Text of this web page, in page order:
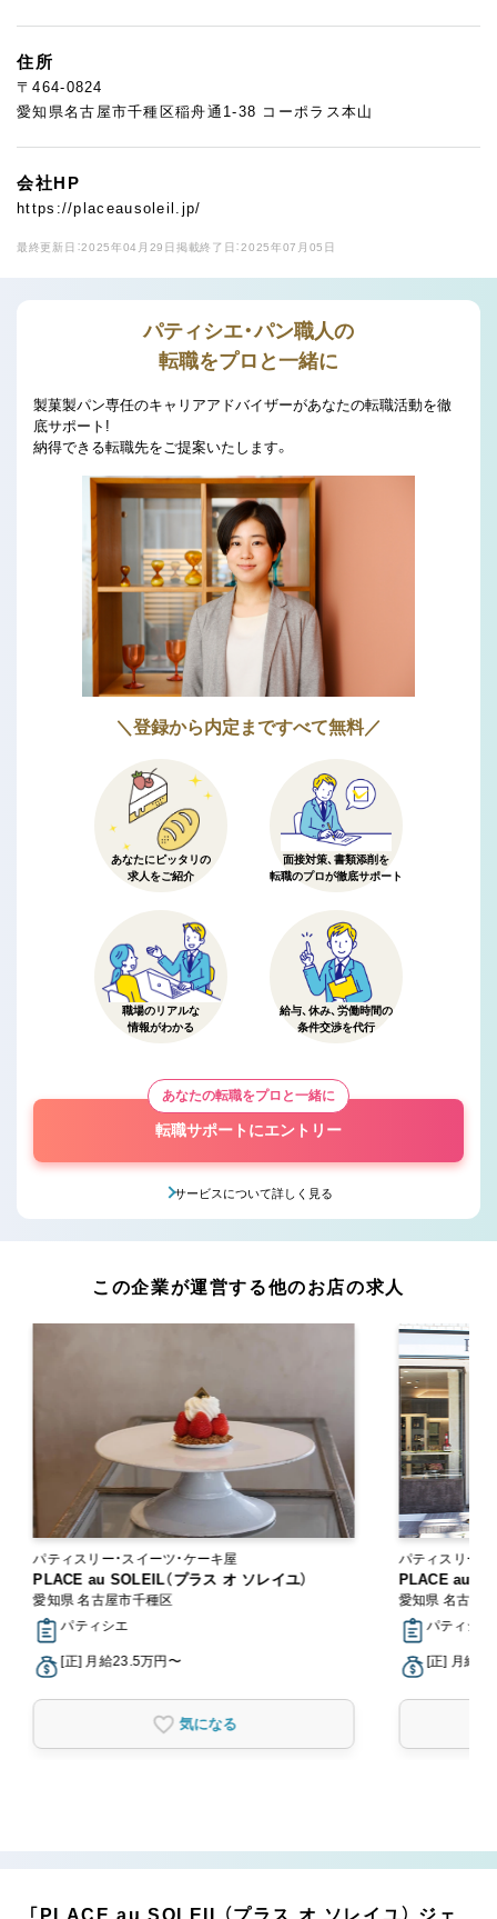
住所
〒464-0824
愛知県名古屋市千種区稲舟通1-38 コーポラス本山
会社HP
https://placeausoleil.jp/
最終更新日：2025年04月29日 掲載終了日：2025年07月05日
パティシエ・パン職人の
転職をプロと一緒に
製菓製パン専任のキャリアアドバイザーがあなたの転職活動を徹
底サポート!
納得できる転職先をご提案いたします。
＼登録から内定まですべて無料／
あなたにピッタリの
求人をご紹介
面接対策、書類添削を
転職のプロが徹底サポート
職場のリアルな
情報がわかる
給与、休み、労働時間の
条件交渉を代行
あなたの転職をプロと一緒に
転職サポートにエントリー
サービスについて詳しく見る
この企業が運営する他のお店の求人
パティスリー・スイーツ・ケーキ屋
PLACE au SOLEIL（プラス オ ソレイユ）
愛知県 名古屋市千種区
パティシエ
[正] 月給23.5万円〜
気になる
パティスリー・
PLACE au
愛知県 名古屋
パティシエ
[正] 月給
「PLACE au SOLEIL（プラス オ ソレイユ） ジェ